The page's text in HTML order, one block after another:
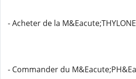
- Acheter de la
- Commander du